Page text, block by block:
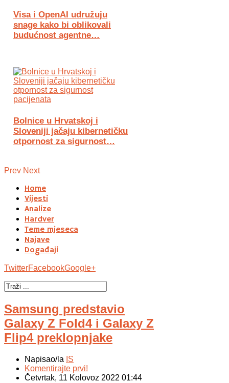
Visa i OpenAI udružuju
snage kako bi oblikovali
budućnost agentne…
Bolnice u Hrvatskoj i
Sloveniji jačaju kibernetičku
otpornost za sigurnost…
Prev Next
Home
Vijesti
Analize
Hardver
Teme mjeseca
Najave
Događaji
TwitterFacebookGoogle+
Samsung predstavio
Galaxy Z Fold4 i Galaxy Z
Flip4 preklopnjake
Napisao/la IS
Komentirajte prvi!
Četvrtak, 11 Kolovoz 2022 01:44